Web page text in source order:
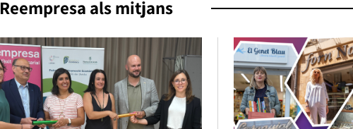
Reempresa als mitjans